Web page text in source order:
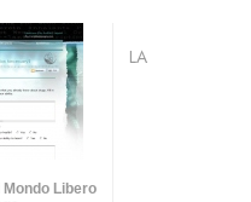
Mondo Libero
LA